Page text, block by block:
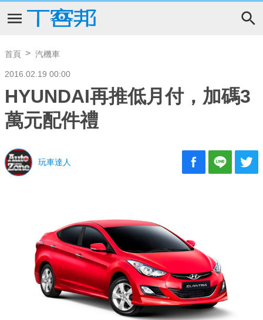
首頁 汽機車
2016.02.19 00:00
HYUNDAI再推低月付，加碼3
萬元配件禮
玩車達人